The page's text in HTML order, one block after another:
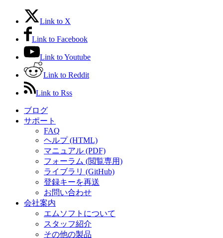
Link to X
Link to Facebook
Link to Youtube
Link to Reddit
Link to Rss
ブログ
サポート
FAQ
ヘルプ (HTML)
マニュアル (PDF)
フォーラム (閲覧専用)
ライブラリ (GitHub)
登録キーを再送
お問い合わせ
会社案内
エムソフトについて
スタッフ紹介
その他の製品